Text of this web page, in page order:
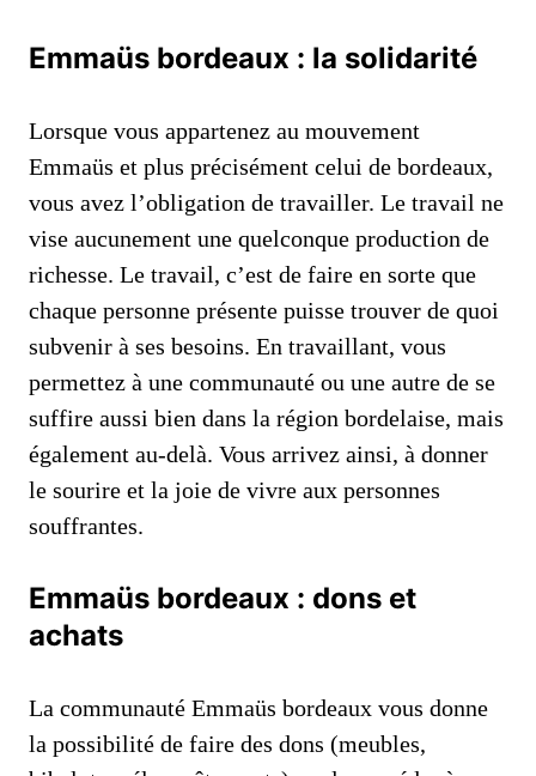
Emmaüs bordeaux : la solidarité
Lorsque vous appartenez au mouvement
Emmaüs et plus précisément celui de bordeaux,
vous avez l’obligation de travailler. Le travail ne
vise aucunement une quelconque production de
richesse. Le travail, c’est de faire en sorte que
chaque personne présente puisse trouver de quoi
subvenir à ses besoins. En travaillant, vous
permettez à une communauté ou une autre de se
suffire aussi bien dans la région bordelaise, mais
également au-delà. Vous arrivez ainsi, à donner
le sourire et la joie de vivre aux personnes
souffrantes.
Emmaüs bordeaux : dons et
achats
La communauté Emmaüs bordeaux vous donne
la possibilité de faire des dons (meubles,